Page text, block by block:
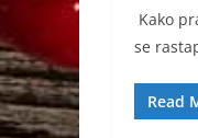
Kako
se
Read